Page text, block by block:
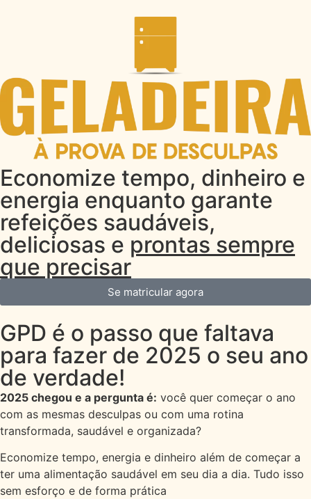
Economize tempo, dinheiro e
energia enquanto garante
refeições saudáveis,
deliciosas e prontas sempre
que precisar
Se matricular agora
GPD é o passo que faltava
para fazer de 2025 o seu ano
de verdade!
2025 chegou e a pergunta é: você quer começar o ano
com as mesmas desculpas ou com uma rotina
transformada, saudável e organizada?
Economize tempo, energia e dinheiro além de começar a
ter uma alimentação saudável em seu dia a dia. Tudo isso
sem esforço e de forma prática